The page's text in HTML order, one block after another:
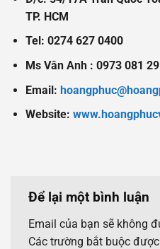
TP. HCM
Tel: 0274 627 0400
Ms Vân Anh : 0973 081
Email:
Website:
Để lại một bình luận
Email của bạn sẽ không
Các trường bắt buộc